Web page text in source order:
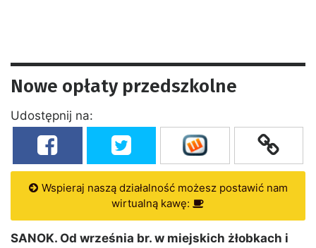
Nowe opłaty przedszkolne
Udostępnij na:
Wspieraj naszą działalność możesz postawić nam
wirtualną kawę:
SANOK. Od września br. w miejskich żłobkach i